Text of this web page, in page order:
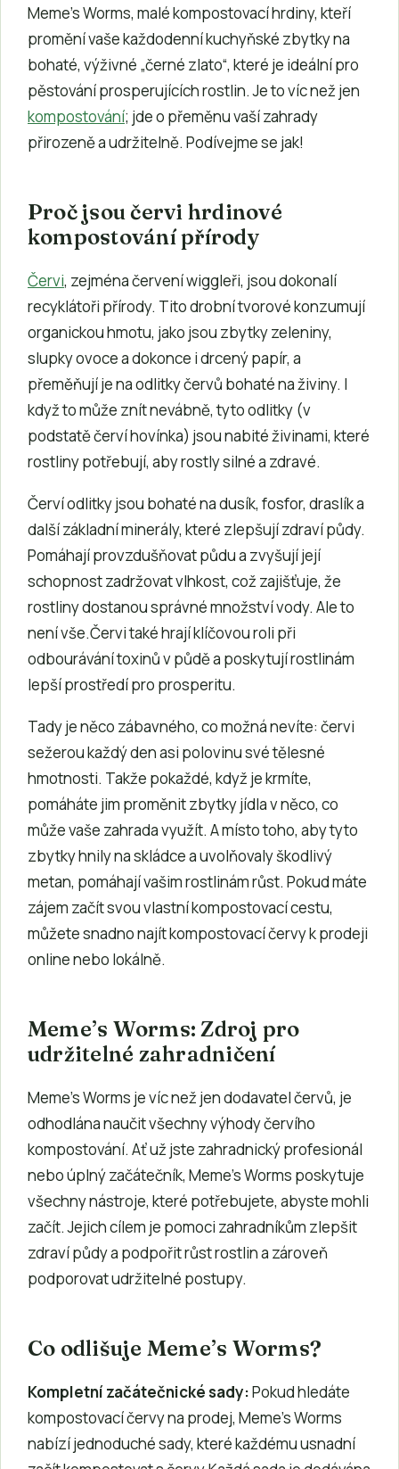
Meme’s Worms, malé kompostovací hrdiny, kteří
promění vaše každodenní kuchyňské zbytky na
bohaté, výživné „černé zlato“, které je ideální pro
pěstování prosperujících rostlin. Je to víc než jen
kompostování; jde o přeměnu vaší zahrady
přirozeně a udržitelně. Podívejme se jak!
Proč jsou červi hrdinové
kompostování přírody
Červi, zejména červení wiggleři, jsou dokonalí
recyklátoři přírody. Tito drobní tvorové konzumují
organickou hmotu, jako jsou zbytky zeleniny,
slupky ovoce a dokonce i drcený papír, a
přeměňují je na odlitky červů bohaté na živiny. I
když to může znít nevábně, tyto odlitky (v
podstatě červí hovínka) jsou nabité živinami, které
rostliny potřebují, aby rostly silné a zdravé.
Červí odlitky jsou bohaté na dusík, fosfor, draslík a
další základní minerály, které zlepšují zdraví půdy.
Pomáhají provzdušňovat půdu a zvyšují její
schopnost zadržovat vlhkost, což zajišťuje, že
rostliny dostanou správné množství vody. Ale to
není vše.Červi také hrají klíčovou roli při
odbourávání toxinů v půdě a poskytují rostlinám
lepší prostředí pro prosperitu.
Tady je něco zábavného, co možná nevíte: červi
sežerou každý den asi polovinu své tělesné
hmotnosti. Takže pokaždé, když je krmíte,
pomáháte jim proměnit zbytky jídla v něco, co
může vaše zahrada využít. A místo toho, aby tyto
zbytky hnily na skládce a uvolňovaly škodlivý
metan, pomáhají vašim rostlinám růst. Pokud máte
zájem začít svou vlastní kompostovací cestu,
můžete snadno najít kompostovací červy k prodeji
online nebo lokálně.
Meme’s Worms: Zdroj pro
udržitelné zahradničení
Meme’s Worms je víc než jen dodavatel červů, je
odhodlána naučit všechny výhody červího
kompostování. Ať už jste zahradnický profesionál
nebo úplný začátečník, Meme’s Worms poskytuje
všechny nástroje, které potřebujete, abyste mohli
začít. Jejich cílem je pomoci zahradníkům zlepšit
zdraví půdy a podpořit růst rostlin a zároveň
podporovat udržitelné postupy.
Co odlišuje Meme’s Worms?
Kompletní začátečnické sady:Pokud hledáte
kompostovací červy na prodej, Meme’s Worms
nabízí jednoduché sady, které každému usnadní